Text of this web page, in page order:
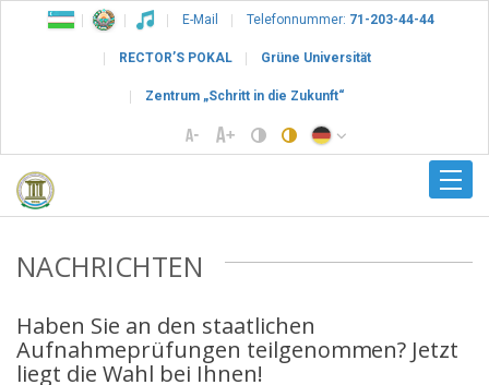
E-Mail Telefonnummer: 71-203-44-44
RECTOR’S POKAL Grüne Universität
Zentrum „Schritt in die Zukunft“
NACHRICHTEN
Haben Sie an den staatlichen
Aufnahmeprüfungen teilgenommen? Jetzt
liegt die Wahl bei Ihnen!